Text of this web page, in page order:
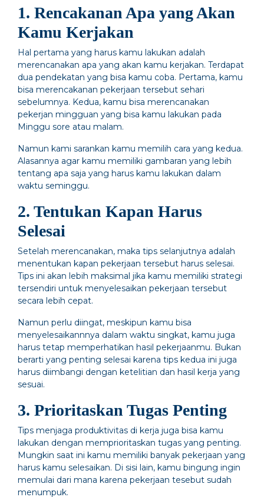
1. Rencakanan Apa yang Akan
Kamu Kerjakan
Hal pertama yang harus kamu lakukan adalah
merencanakan apa yang akan kamu kerjakan. Terdapat
dua pendekatan yang bisa kamu coba. Pertama, kamu
bisa merencakanan pekerjaan tersebut sehari
sebelumnya. Kedua, kamu bisa merencanakan
pekerjan mingguan yang bisa kamu lakukan pada
Minggu sore atau malam.
Namun kami sarankan kamu memilih cara yang kedua.
Alasannya agar kamu memiliki gambaran yang lebih
tentang apa saja yang harus kamu lakukan dalam
waktu seminggu.
2. Tentukan Kapan Harus
Selesai
Setelah merencanakan, maka tips selanjutnya adalah
menentukan kapan pekerjaan tersebut harus selesai.
Tips ini akan lebih maksimal jika kamu memiliki strategi
tersendiri untuk menyelesaikan pekerjaan tersebut
secara lebih cepat.
Namun perlu diingat, meskipun kamu bisa
menyelesaikannnya dalam waktu singkat, kamu juga
harus tetap memperhatikan hasil pekerjaanmu. Bukan
berarti yang penting selesai karena tips kedua ini juga
harus diimbangi dengan ketelitian dan hasil kerja yang
sesuai.
3. Prioritaskan Tugas Penting
Tips menjaga produktivitas di kerja juga bisa kamu
lakukan dengan memprioritaskan tugas yang penting.
Mungkin saat ini kamu memiliki banyak pekerjaan yang
harus kamu selesaikan. Di sisi lain, kamu bingung ingin
memulai dari mana karena pekerjaan tesebut sudah
menumpuk.